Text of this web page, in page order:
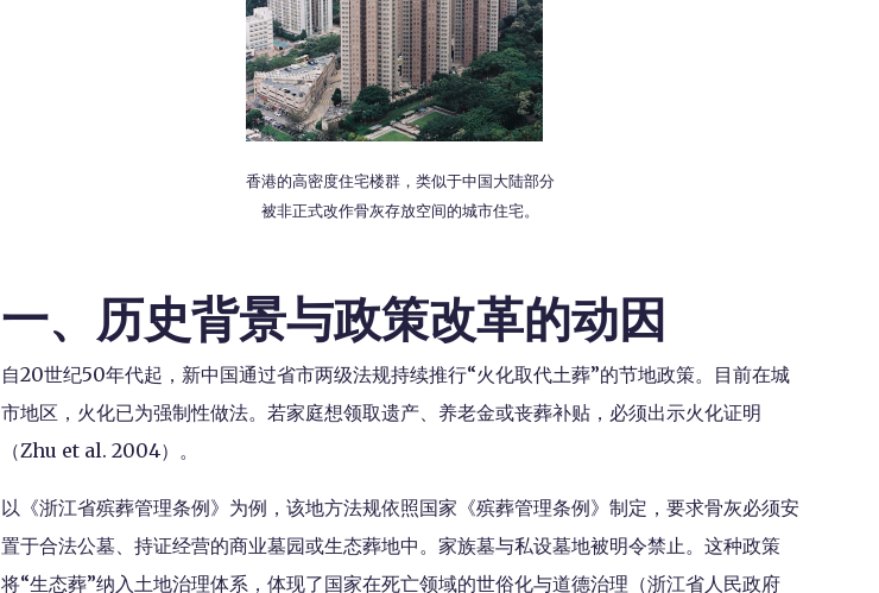
香港的高密度住宅楼群，类似于中国大陆部分
被非正式改作骨灰存放空间的城市住宅。
一、历史背景与政策改革的动因
自20世纪50年代起，新中国通过省市两级法规持续推行“火化取代土葬”的节地政策。目前在城
市地区，火化已为强制性做法。若家庭想领取遗产、养老金或丧葬补贴，必须出示火化证明
（Zhu et al. 2004）。
以《浙江省殡葬管理条例》为例，该地方法规依照国家《殡葬管理条例》制定，要求骨灰必须安
置于合法公墓、持证经营的商业墓园或生态葬地中。家族墓与私设墓地被明令禁止。这种政策
将“生态葬”纳入土地治理体系，体现了国家在死亡领域的世俗化与道德治理（浙江省人民政府